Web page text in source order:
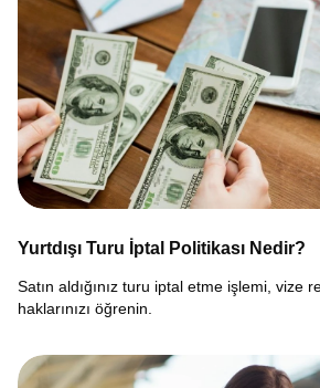
Yurtdışı Turu İptal Politikası Nedir?
Satın aldığınız turu iptal etme işlemi, vize
haklarınızı öğrenin.